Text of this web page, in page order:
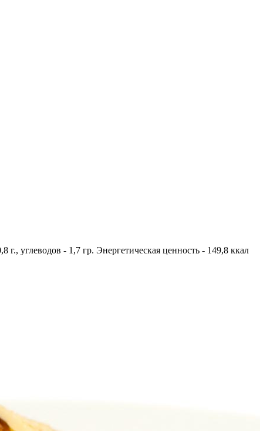
углеводов - 1,7 гр. Энергетическая ценность - 149,8 ккал